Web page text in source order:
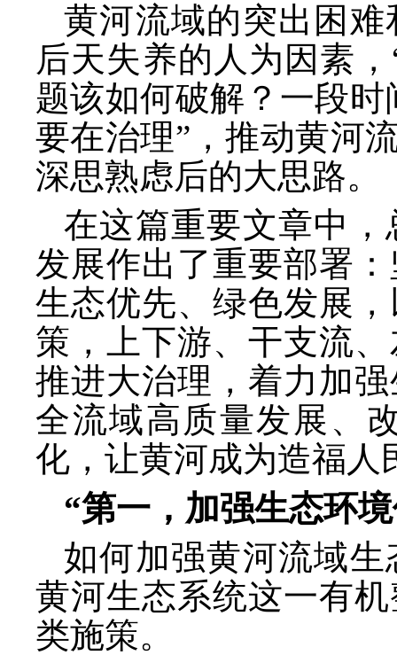
黄河流域的突出困
后天失养的人为因素，
题该如何破解？一段
要在治理”，推动黄河
深思熟虑后的大思路。
在这篇重要文章中
发展作出了重要部署
生态优先、绿色发展
策，上下游、干支流
推进大治理，着力加
全流域高质量发展、
化，让黄河成为造福人
“第一，加强生态环
如何加强黄河流域
黄河生态系统这一有
类施策。